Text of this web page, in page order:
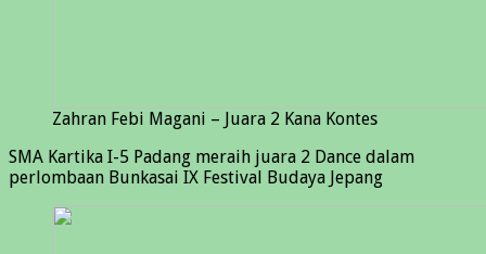
Zahran Febi Magani – Juara 2 Kana Kontes
SMA Kartika I-5 Padang meraih juara 2 Dance dalam
perlombaan Bunkasai IX Festival Budaya Jepang